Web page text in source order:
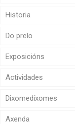
Historia
Do prelo
Exposicións
Actividades
Dixomedíxomes
Axenda